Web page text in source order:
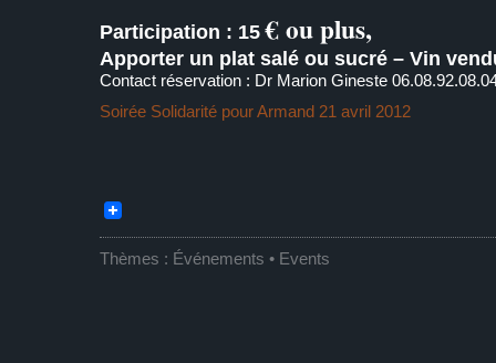
Participation : 15€ou plus,
Apporter un plat salé ou sucré – Vin
Contact réservation : Dr Marion Gineste
Soirée Solidarité pour Armand 21 avril 2012
Thèmes : Événements • Events